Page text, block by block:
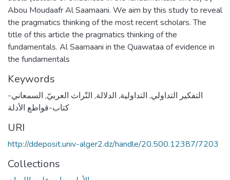
Abou Moudaafr Al Saamaani. We aim by this study to reveal
the pragmatics thinking of the most recent scholars. The
title of this article the pragmatics thinking of the
fundamentals. Al Saamaani in the Quawataa of evidence in
the fundamentals
Keywords
التفكير التداولي, التداولية, الدلالة, التّراث العربيّ, السمعاني-
كتاب-قواطع الأدلة
URI
http://ddeposit.univ-alger2.dz/handle/20.500.12387/7203
Collections